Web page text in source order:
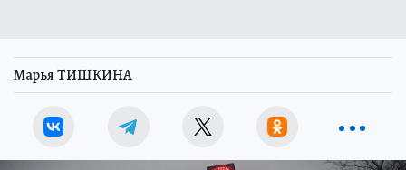
Марья ТИШКИНА